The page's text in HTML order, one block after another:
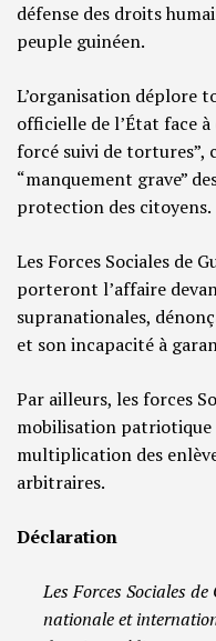
défense des droits
peuple guinéen.
L’organisation déplore
officielle de l’État face à
forcé suivi de tortures”,
“manquement grave”
protection des citoyens.
Les Forces Sociales de
porteront l’affaire
supranationales,
et son incapacité à
Par ailleurs, les forces
mobilisation
multiplication des
arbitraires.
Déclaration
Les Forces Sociales
nationale et